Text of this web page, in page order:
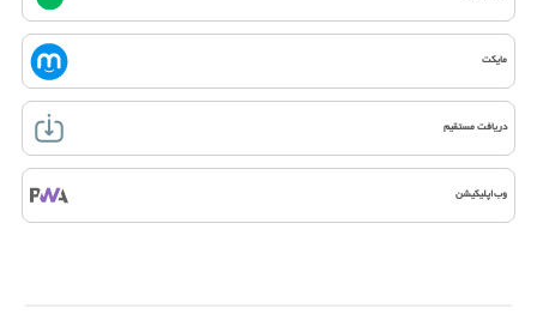
مایکت
دریافت مستقیم
وب‌اپلیکیشن